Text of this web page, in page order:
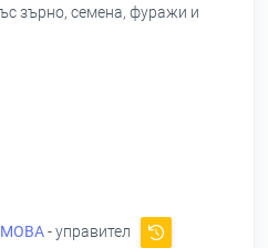
зърно, семена, фуражи и
- управител